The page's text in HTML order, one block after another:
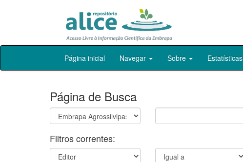
Skip
Página inicial Navegar Sobre Estatísticas
Página de Busca
Filtros correntes: